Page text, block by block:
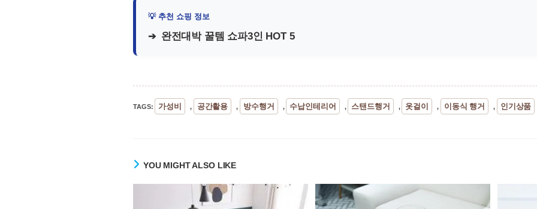
완전대박 꿀템 쇼파3인 HOT 5
TAGS: 가성비 , 공간활용 , 방수행거 , 수납인테리어 , 스탠드행거 , 옷걸이 , 이동식 행거 , 인기상품
YOU MIGHT ALSO LIKE